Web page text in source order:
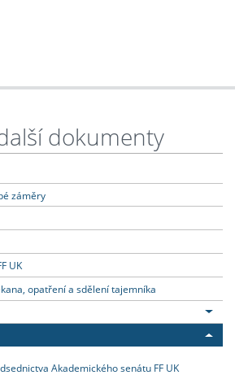
dokumenty
záměry
UK
opatření a sdělení tajemníka
Akademického senátu FF UK